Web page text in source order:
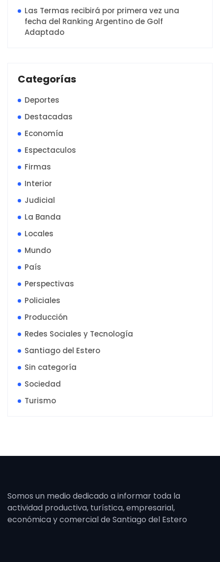
Las Termas recibirá por primera vez una
fecha del Ranking Argentino de Golf
Adaptado
Categorías
Deportes
Destacadas
Economía
Espectaculos
Firmas
Interior
Judicial
La Banda
Locales
Mundo
País
Perspectivas
Policiales
Producción
Redes Sociales y Tecnología
Santiago del Estero
Sin categoría
Sociedad
Turismo
Somos un medio dedicado a informar toda la
actividad productiva, turística, empresarial,
económica y comercial de Santiago del Estero